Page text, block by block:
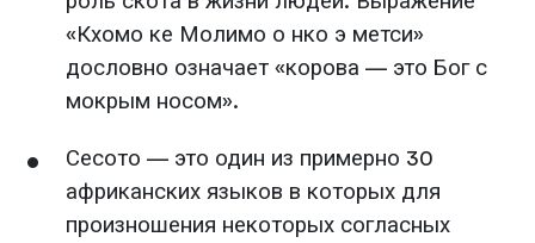
«Кхомо ке Молимо о нко э метси»
дословно означает «корова — это Бог с
мокрым носом».
Сесото — это один из примерно 30
африканских языков в которых для
произношения некоторых согласных